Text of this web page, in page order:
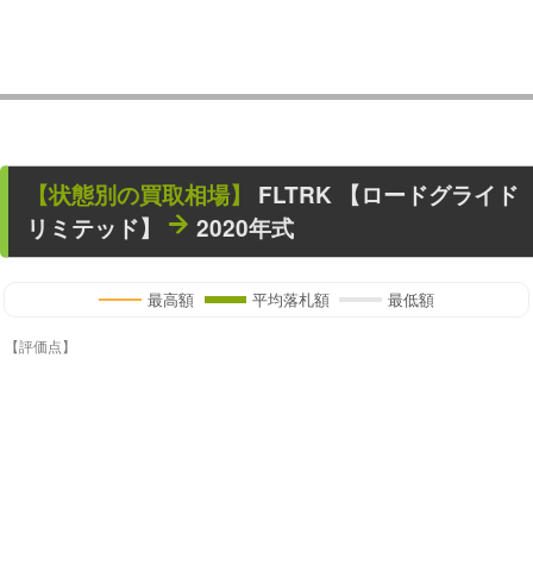
【状態別の買取相場】
FLTRK 【ロードグライド
リミテッド】
2020年式
最高額 平均落札額 最低額
【評価点】